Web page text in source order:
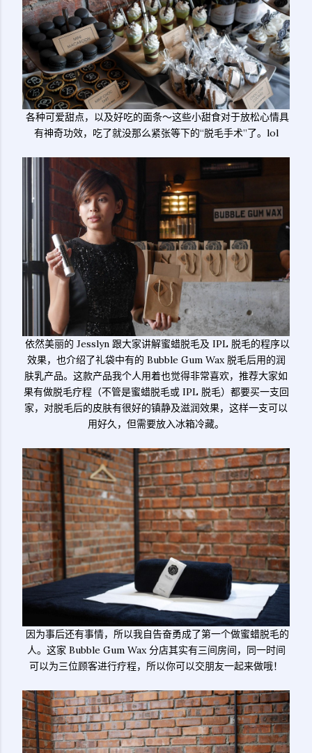
各种可爱甜点，以及好吃的面条～这些小甜食对于放松心情具
有神奇功效，吃了就没那么紧张等下的“脱毛手术”了。lol
依然美丽的 Jesslyn 跟大家讲解蜜蜡脱毛及 IPL 脱毛的程序以
效果，也介绍了礼袋中有的 Bubble Gum Wax 脱毛后用的润
肤乳产品。这款产品我个人用着也觉得非常喜欢，推荐大家如
果有做脱毛疗程（不管是蜜蜡脱毛或 IPL 脱毛）都要买一支回
家，对脱毛后的皮肤有很好的镇静及滋润效果，这样一支可以
用好久，但需要放入冰箱冷藏。
因为事后还有事情，所以我自告奋勇成了第一个做蜜蜡脱毛的
人。这家 Bubble Gum Wax 分店其实有三间房间，同一时间
可以为三位顾客进行疗程，所以你可以交朋友一起来做哦！